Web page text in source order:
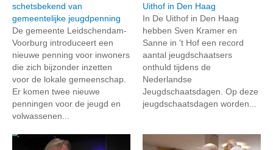
schetsbekend van
gemeentelijke jeugdpenning
De gemeente Leidschendam-
Voorburg introduceert een
nieuwe penning voor inwoners
die zich bijzonder inzetten
voor de lokale gemeenschap.
Er komen twee nieuwe
penningen voor de jeugd en
volwassenen...
Uithof in Den Haag
In De Uithof in Den Haag
hebben Sven Kramer en
Sanne in 't Hof een record
aantal jeugdschaatsers
onthuld tijdens de
Nederlandse
Jeugdschaatsdagen. Op deze
jeugdschaatsdagen worden...